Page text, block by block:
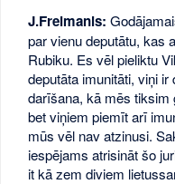
J.Freimanis:
par vienu deputātu, kas
Rubiku. Es vēl pieliktu
deputāta imunitāti, viņi
darīšana, kā mēs tiksim
bet viņiem piemīt arī
mūs vēl nav atzinusi.
iespējams atrisināt šo
it kā zem diviem